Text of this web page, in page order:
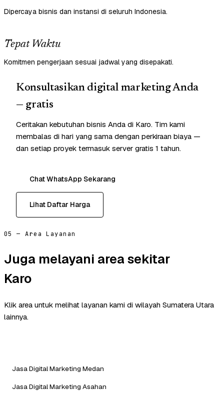
Dipercaya bisnis dan instansi di seluruh Indonesia.
Tepat Waktu
Komitmen pengerjaan sesuai jadwal yang disepakati.
Konsultasikan digital marketing Anda
— gratis
Ceritakan kebutuhan bisnis Anda di Karo. Tim kami
membalas di hari yang sama dengan perkiraan biaya —
dan setiap proyek termasuk server gratis 1 tahun.
Chat WhatsApp Sekarang
Lihat Daftar Harga
05 — Area Layanan
Juga melayani area sekitar
Karo
Klik area untuk melihat layanan kami di wilayah Sumatera Utara
lainnya.
Jasa Digital Marketing Medan
Jasa Digital Marketing Asahan